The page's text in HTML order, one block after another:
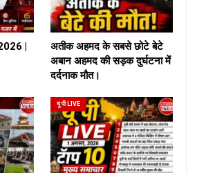
|
अतीक अहमद के सबसे छोटे बेटे
अबान अहमद की सड़क दुर्घटना में
दर्दनाक मौत।
यू पी LIVE